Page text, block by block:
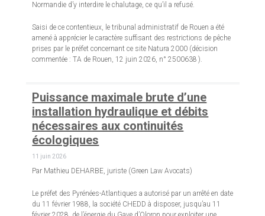
Normandie d’y interdire le chalutage, ce qu’il a refusé.
Saisi de ce contentieux, le tribunal administratif de Rouen a été
amené à apprécier le caractère suffisant des restrictions de pêche
prises par le préfet concernant ce site Natura 2000 (décision
commentée : TA de Rouen, 12 juin 2026, n° 2500638 ).
Puissance maximale brute d’une
installation hydraulique et débits
nécessaires aux continuités
écologiques
11 juin 2026
Par Mathieu DEHARBE, juriste (Green Law Avocats)
Le préfet des Pyrénées-Atlantiques a autorisé par un arrêté en date
du 11 février 1988, la société CHEDD à disposer, jusqu’au 11